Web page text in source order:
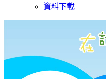
資料下載